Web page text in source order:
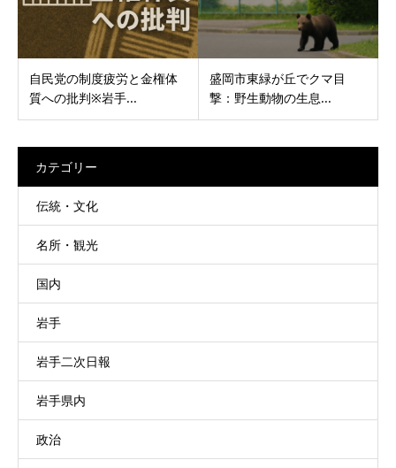
自民党の制度疲労と金権体
質への批判※岩手...
盛岡市東緑が丘でクマ目
撃：野生動物の生息...
カテゴリー
伝統・文化
名所・観光
国内
岩手
岩手二次日報
岩手県内
政治